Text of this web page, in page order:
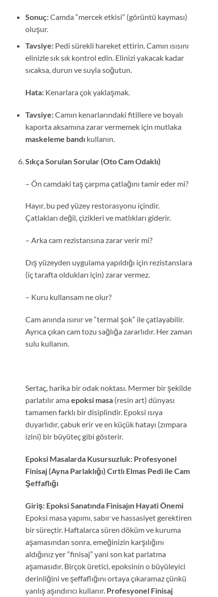
Sonuç:Camda “mercek etkisi” (görüntü kayması)
oluşur.
Tavsiye:Pedi sürekli hareket ettirin. Camın ısısını
elinizle sık sık kontrol edin. Elinizi yakacak kadar
sıcaksa, durun ve suyla soğutun.
Hata:Kenarlara çok yaklaşmak.
Tavsiye:Camın kenarlarındaki fitillere ve boyalı
kaporta aksamına zarar vermemek için mutlaka
maskeleme bandıkullanın.
Sıkça Sorulan Sorular (Oto Cam Odaklı)
– Ön camdaki taş çarpma çatlağını tamir eder mi?
Hayır, bu ped yüzey restorasyonu içindir.
Çatlakları değil, çizikleri ve matlıkları giderir.
– Arka cam rezistansına zarar verir mi?
Dış yüzeyden uygulama yapıldığı için rezistanslara
(iç tarafta oldukları için) zarar vermez.
– Kuru kullansam ne olur?
Cam anında ısınır ve “termal şok” ile çatlayabilir.
Ayrıca çıkan cam tozu sağlığa zararlıdır. Her zaman
sulu kullanın.
Sertaç, harika bir odak noktası. Mermer bir şekilde
parlatılır ama epoksi masa(resin art) dünyası
tamamen farklı bir disiplindir. Epoksi ısıya
duyarlıdır, çabuk erir ve en küçük hatayı (zımpara
izini) bir büyüteç gibi gösterir.
Epoksi Masalarda Kusursuzluk: Profesyonel
Finisaj (Ayna Parlaklığı) Cırtlı Elmas Pedi ile Cam
Şeffaflığı
Giriş: Epoksi Sanatında Finisajın Hayati Önemi
Epoksi masa yapımı, sabır ve hassasiyet gerektiren
bir süreçtir. Haftalarca süren döküm ve kuruma
aşamasından sonra, emeğinizin karşılığını
aldığınız yer “finisaj” yani son kat parlatma
aşamasıdır. Birçok üretici, epoksinin o büyüleyici
derinliğini ve şeffaflığını ortaya çıkaramaz çünkü
yanlış aşındırıcı kullanır. Profesyonel Finisaj